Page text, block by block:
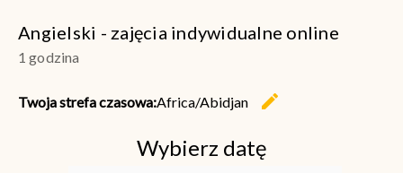
Angielski - zajęcia indywidualne online
1 godzina
Twoja strefa czasowa:Africa/Abidjan
edit
Wybierz datę